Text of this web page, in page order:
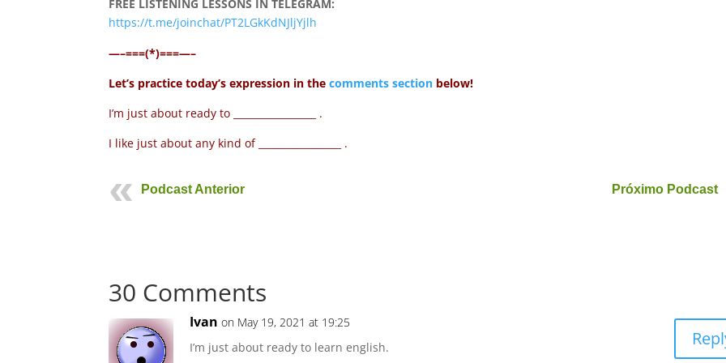
FREE LISTENING LESSONS IN TELEGRAM:
https://t.me/joinchat/PT2LGkKdNJljYjlh
—–===(*)===—–
Let’s practice today’s expression in the comments section below!
I’m just about ready to _________________ .
I like just about any kind of _________________ .
Podcast Anterior Próximo Podcast
30 Comments
Ivan on May 19, 2021 at 19:25
I’m just about ready to learn english.